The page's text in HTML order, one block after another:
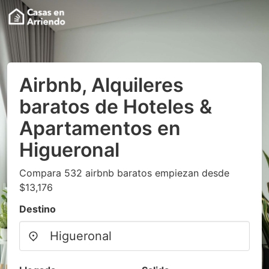
Airbnb, Alquileres
baratos de Hoteles &
Apartamentos en
Higueronal
Compara 532 airbnb baratos empiezan desde
$13,176
Destino